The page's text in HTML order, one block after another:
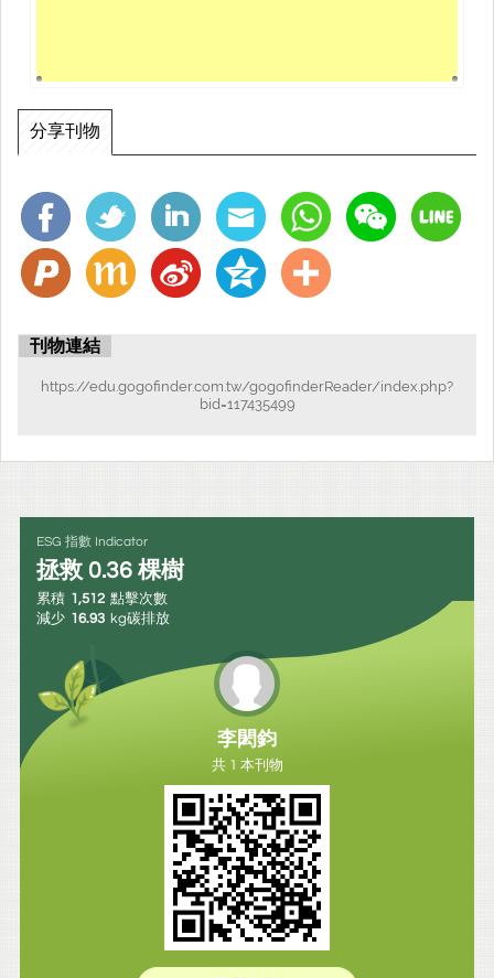
分享刊物
刊物連結
https://edu.gogofinder.com.tw/gogofinderReader/index.php?
bid=117435499
ESG 指數 Indicator
拯救 0.36 棵樹
累積 1,512 點擊次數
減少 16.93 kg碳排放
李閎鈞
共 1 本刊物